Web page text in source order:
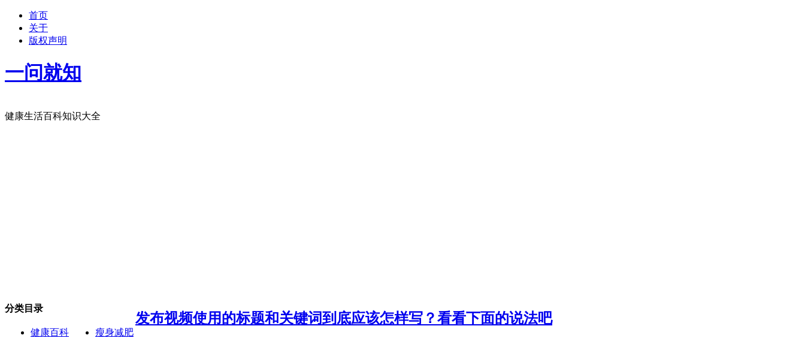
首页
关于
版权声明
一问就知
健康生活百科知识大全
分类目录
健康百科
瘦身减肥
发布视频使用的标题和关键词到底应该怎样写？看看下面的说法吧